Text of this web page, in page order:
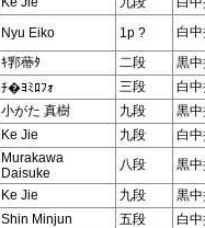
Nyu Eiko 1p ?
白
ｷ郛蔕ﾀ 二段
黒
ﾁ�ﾖﾐﾛﾌｫ 三段
白
小がた 真樹 九段
黒
Ke Jie 九段
白
Murakawa
Daisuke
八段
黒
Ke Jie 九段
黒
Shin Minjun 五段
白